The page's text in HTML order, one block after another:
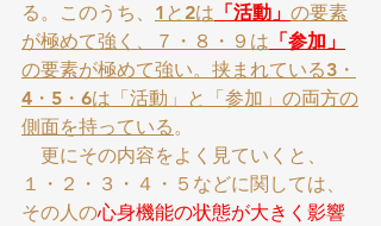
る。このうち、 1と2は 「活動」 の要素
が極めて強く、７・８・９は 「参加」
の要素が極めて強い。挟まれている3・
4・5・6は「活動」と「参加」の両方の
側面を持っている。
更にその内容をよく見ていくと、
１・２・３・４・５などに関しては、
その人の心身機能の状態が大きく影響